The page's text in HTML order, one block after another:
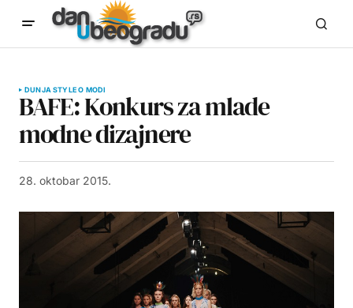
DUNJA STYLE O MODI
BAFE: Konkurs za mlade
modne dizajnere
28. oktobar 2015.